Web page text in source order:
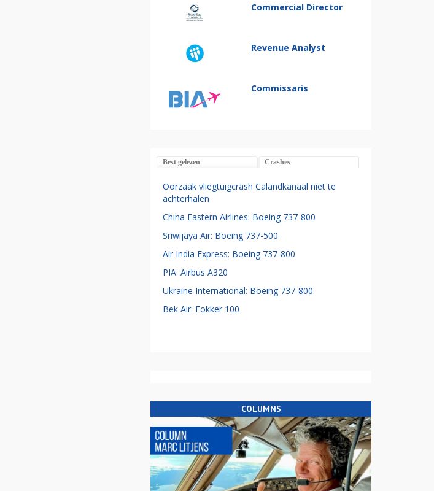
Commercial Director
Revenue Analyst
Commissaris
Best gelezen Crashes
Oorzaak vliegtuigcrash Calandkanaal niet te
achterhalen
China Eastern Airlines: Boeing 737-800
Sriwijaya Air: Boeing 737-500
Air India Express: Boeing 737-800
PIA: Airbus A320
Ukraine International: Boeing 737-800
Bek Air: Fokker 100
COLUMNS